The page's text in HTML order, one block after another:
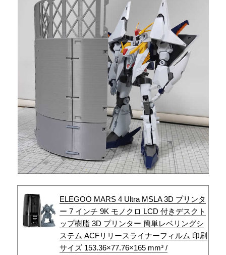
ELEGOO MARS 4 Ultra MSLA 3D プリンタ
ー 7 インチ 9K モノクロ LCD 付きデスクト
ップ樹脂 3D プリンター 簡単レベリングシ
ステム ACFリリースライナーフィルム 印刷
サイズ 153.36×77.76×165 mm³ /